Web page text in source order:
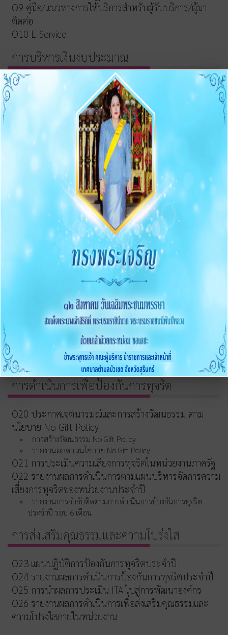
O9 คู่มือ/แนวทางการให้บริการสำหรับผู้รับบริการ/ผู้มา
ติดต่อ
O10 E-Service
การบริหารเงินงบประมาณ
รายการและความก้าวหน้าการจัดซื้อจัดจ้างและจัดหาพัสดุ
ประกาศต่างๆ เกี่ยวกับการจัดซื้อจัดจ้าง/จัดหาพัสดุ
ความก้าวหน้าการจัดซื้อจัดจ้าง/จัดหาพัสดุ
O11 สรุปผลการจัดซื้อจัดจ้าง/จัดหาพัสดุรายเดือน
O12 รายงานสรุปผลการจัดซื้อจัดจ้าง/จัดหาพัสดุประจำปี
การบริหารและพัฒนาทรัพยากรบุคคล
O13 แผนบริหารและพัฒนาทรัพยากรบุคคล
การดำเนินการตามนโยบายบริหารทรัพยากรบุคคล
หลักเกณฑ์การบริหารและพัฒนาทรัพยากรบุคคล
O14 รายงานผลการบริหารและทรัพยากรบุคคลประจำปี
O15 ประมวลจริยธรรมและขับเคลื่อนจริยธรรม
การขับเคลื่อนจริยธรรม
การส่งเสริมความโปร่งใส
O16 แนวปฏิบัติการจัดการเรื่องร้องเรียนการทุจริตและ
ประพฤติมิชอบ
O17 ช่องทางแจ้งเรื่องร้องเรียนการทุจริต
O18 ข้อมูลสถิติเรื่องร้องเรียนการทุจริตประจำปี
O19 การเปิดโอกาสให้มีส่วนร่วม
การดำเนินการเพื่อป้องกันการทุจริต
O20 ประกาศเจตนารมณ์และการสร้างวัฒนธรรม ตาม
นโยบาย No Gift Policy
การสร้างวัฒนธรรม No Gift Policy
รายงานผลตามนโยบาย No Gift Policy
O21 การประเมินความเสี่ยงการทุจริตในหน่วยงานภาครัฐ
O22 รายงานผลการดำเนินการตามแผนบริหารจัดการความ
เสี่ยงการทุจริตของหน่วยงานประจำปี
รายงานการกำกับติดตามการดำเนินการป้องกันการทุจริต
ประจำปี รอบ 6 เดือน
การส่งเสริมคุณธรรมและความโปร่งใส
O23 แผนปฏิบัติการป้องกันการทุจริตประจำปี
O24 รายงานผลการดำเนินการป้องกันการทุจริตประจำปี
O25 การนำผลการประเมิน ITA ไปสู่การพัฒนาองค์กร
O26 รายงานผลการดำเนินการเพื่อส่งเสริมคุณธรรมและ
ความโปร่งใสภายในหน่วยงาน